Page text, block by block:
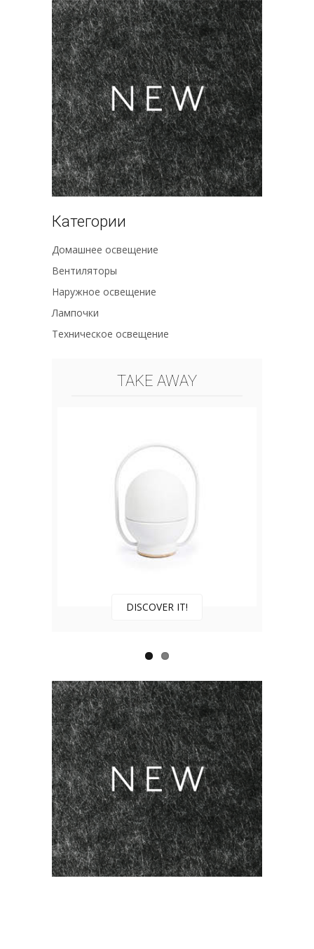
Категории
Домашнее освещение
Вентиляторы
Наружное освещение
Лампочки
Техническое освещение
TAKE AWAY
DISCOVER IT!